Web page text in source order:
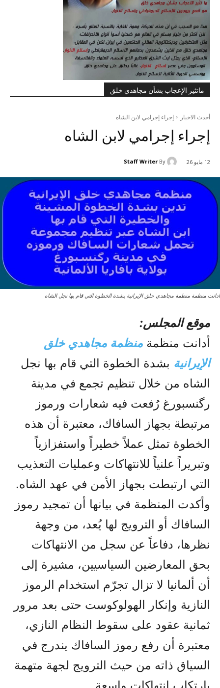
ماتثير الإعجاب بشأن مجاهدي خلق
أحدث الاخبار إجراء إجرامي لابن الشاه
إجراء إجرامي لابن الشاه
12 مايو 26 By
Staff Writer
أدانت منظمة منظمة مجاهدي خلق الإيرانية بشدة الخطوة التي قام بها نجل الشاه
موقع المجلس:
أدانت منظمة منظمة مجاهدي خلق
الإيرانية بشدة الخطوة التي قام بها نجل
الشاه من خلال تنظيم تجمع في مدينة
رگنسبورغ رُفعت فيه شعارات ورموز
مرتبطة بجهاز السافاك، معتبرة أن هذه
الخطوة تمثل عملاً خطيراً واستفزازياً
وتبريراً علنياً للانتهاكات وعمليات التعذيب
التي ارتبطت بجهاز الأمن في عهد الشاه.
وأكدت المنظمة في بيانها أن تمجيد رموز
السافاك أو الترويج لها يُعد، من وجهة
نظرها، دفاعاً عن سجل من الانتهاكات
بحق المعارضين السياسيين، مشيرة إلى
أن ألمانيا لا تزال تجرّم استخدام الرموز
النازية وإنكار الهولوكوست حتى بعد مرور
ثمانية عقود على سقوط النظام النازي،
معتبرة أن رفع رموز السافاك يندرج في
السياق ذاته من حيث الترويج لجهة متهمة